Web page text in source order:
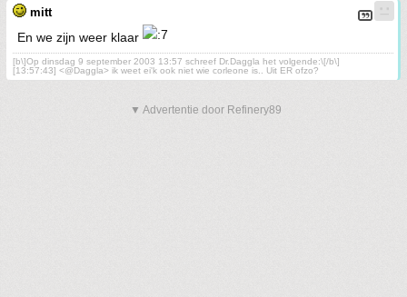
mitt
En we zijn weer klaar
[b\]Op dinsdag 9 september 2003 13:57 schreef Dr.Daggla het volgende:\[/b\]
[13:57:43] <@Daggla> ik weet ei'k ook niet wie corleone is.. Uit ER ofzo?
▼ Advertentie door Refinery89